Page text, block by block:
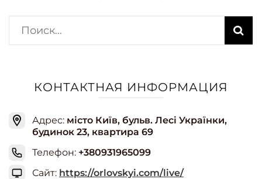
Найти:
КОНТАКТНАЯ ИНФОРМАЦИЯ
Адрес: місто Київ, бульв. Лесі Українки,
будинок 23, квартира 69
Телефон: +380931965099
Сайт: https://orlovskyi.com/live/